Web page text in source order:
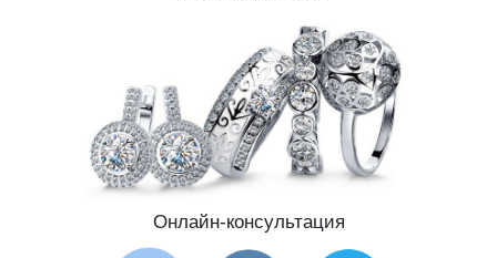
Онлайн-консультация